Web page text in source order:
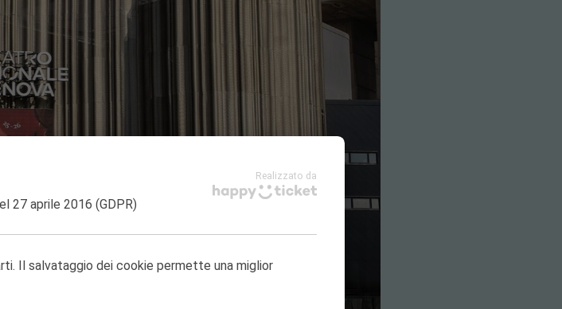
27 aprile 2016 (GDPR)
Realizzato da
Il salvataggio dei cookie permette una miglior